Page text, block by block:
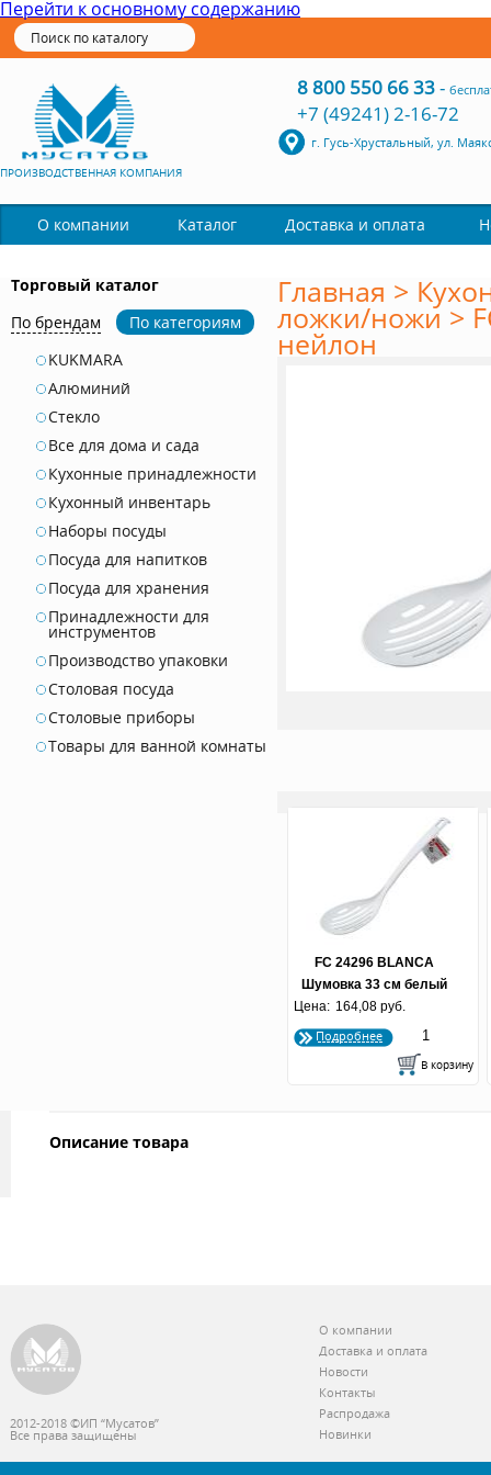
Перейти к основному содержанию
ПРОИЗВОДСТВЕННАЯ КОМПАНИЯ
8 800 550 66 33-
+7 (49241) 2-16-72
г. Гусь-Хрустальный, ул.
О компании Каталог Доставка и оплата
Торговый каталог
По брендам
По категориям
KUKMARA
Алюминий
Стекло
Все для дома и сада
Кухонные принадлежности
Кухонный инвентарь
Наборы посуды
Посуда для напитков
Посуда для хранения
Принадлежности для
инструментов
Производство упаковки
Столовая посуда
Столовые приборы
Товары для ванной комнаты
Главная >
ложки/ножи >
нейлон
FC 24296 BLANCA
Шумовка 33 см белый
нейлон
Цена: 164,08 руб.
Подробнее
Описание товара
2012-2018 ©ИП “Мусатов”
Все права защищены
О компании
Доставка и оплата
Новости
Контакты
Распродажа
Новинки